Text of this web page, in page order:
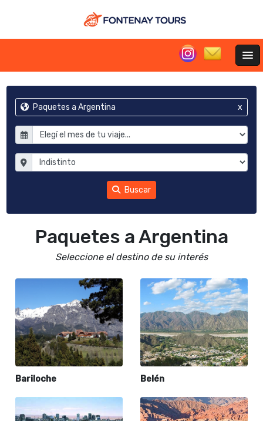
Paquetes a Argentina x
Buscar
Paquetes a Argentina
Seleccione el destino de su interés
Bariloche Belén